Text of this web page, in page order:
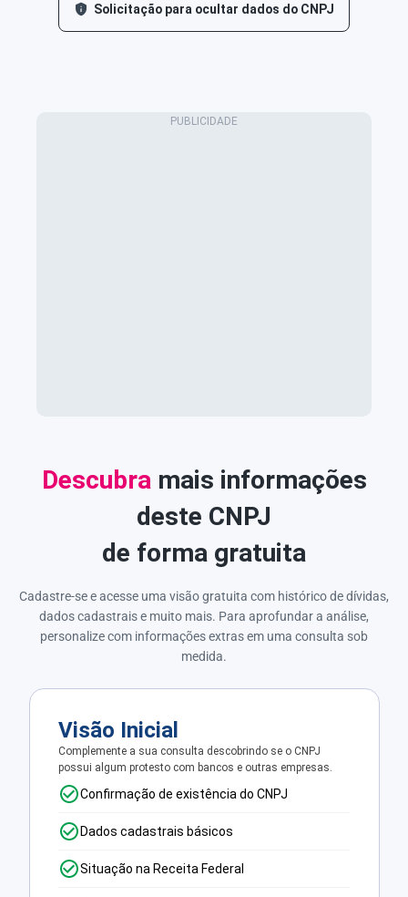
Solicitação para ocultar dados do CNPJ
Descubra mais informações
deste CNPJ
de forma gratuita
Cadastre-se e acesse uma visão gratuita com histórico de dívidas,
dados cadastrais e muito mais. Para aprofundar a análise,
personalize com informações extras em uma consulta sob
medida.
Visão Inicial
Complemente a sua consulta descobrindo se o CNPJ
possui algum protesto com bancos e outras empresas.
Confirmação de existência do CNPJ
Dados cadastrais básicos
Situação na Receita Federal